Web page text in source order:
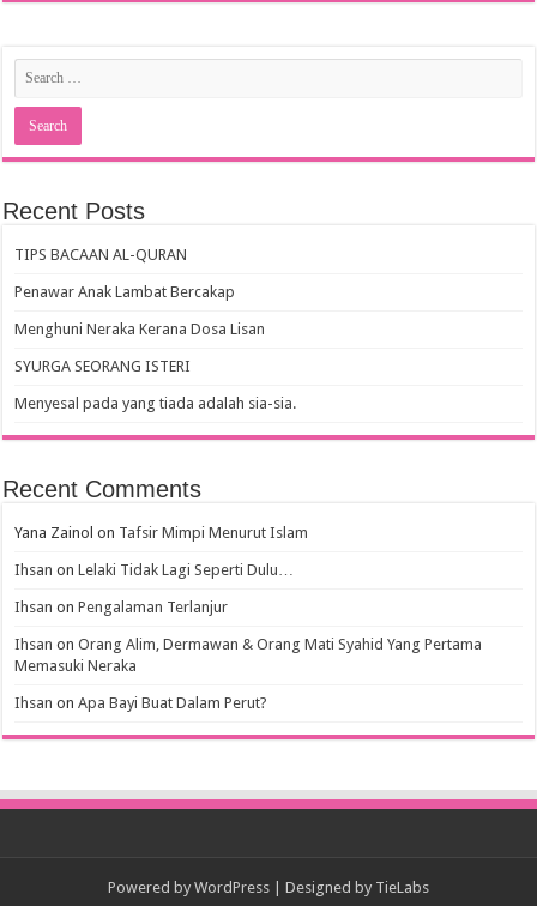
Recent Posts
TIPS BACAAN AL-QURAN
Penawar Anak Lambat Bercakap
Menghuni Neraka Kerana Dosa Lisan
SYURGA SEORANG ISTERI
Menyesal pada yang tiada adalah sia-sia.
Recent Comments
Yana Zainol on Tafsir Mimpi Menurut Islam
Ihsan onLelaki Tidak Lagi Seperti Dulu…
Ihsan onPengalaman Terlanjur
Ihsan onOrang Alim, Dermawan & Orang Mati Syahid Yang Pertama
Memasuki Neraka
Ihsan onApa Bayi Buat Dalam Perut?
Powered by WordPress | Designed by TieLabs